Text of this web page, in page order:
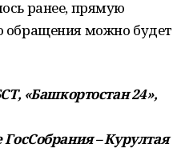
ранее, прямую
обращения можно будет
«Башкортостан 24»,
– Курултая